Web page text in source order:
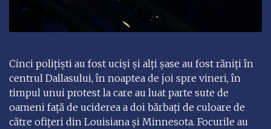
Cinci poliţişti au fost ucişi şi alţi șase au fost răniţi în
centrul Dallasului, în noaptea de joi spre vineri, în
timpul unui protest la care au luat parte sute de
oameni faţă de uciderea a doi bărbaţi de culoare de
către ofiţeri din Louisiana şi Minnesota. Focurile au